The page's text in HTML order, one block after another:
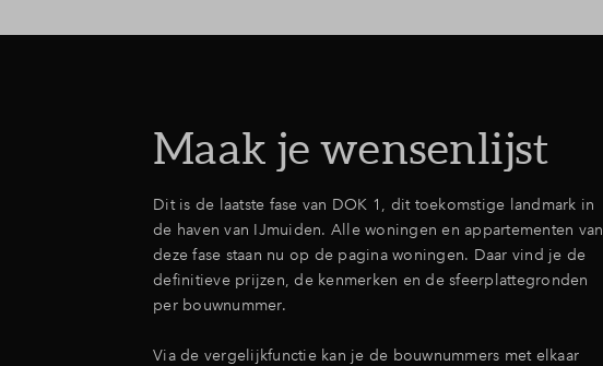
Maak je wensenlijst
Dit is de laatste fase van DOK 1, dit toekomstige landmark in
de haven van IJmuiden. Alle woningen en appartementen van
deze fase staan nu op de pagina woningen. Daar vind je de
definitieve prijzen, de kenmerken en de sfeerplattegronden
per bouwnummer.
Via de vergelijkfunctie kan je de bouwnummers met elkaar